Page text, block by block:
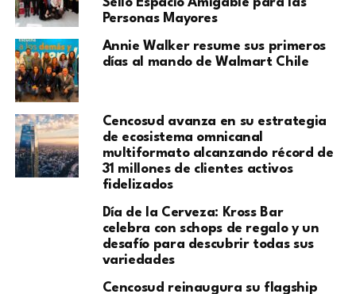
Sello Espacio Amigable para las
Personas Mayores
Annie Walker resume sus primeros
días al mando de Walmart Chile
Cencosud avanza en su estrategia
de ecosistema omnicanal
multiformato alcanzando récord de
31 millones de clientes activos
fidelizados
Día de la Cerveza: Kross Bar
celebra con schops de regalo y un
desafío para descubrir todas sus
variedades
Cencosud reinaugura su flagship